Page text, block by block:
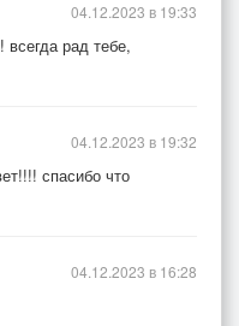
рад тебе,
04.12.2023 в 19:33
спасибо что
04.12.2023 в 19:32
04.12.2023 в 16:28